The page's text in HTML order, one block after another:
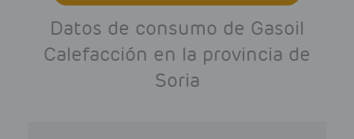
Datos de consumo de Gasoil
Calefacción en la provincia de
Soria